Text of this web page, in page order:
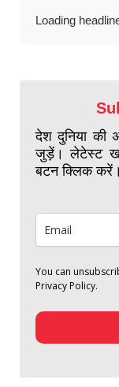
Loading
देश दुनिया की
जुड़ें। लेटेस्ट
बटन क्लिक करें।
You can
Privacy Policy.